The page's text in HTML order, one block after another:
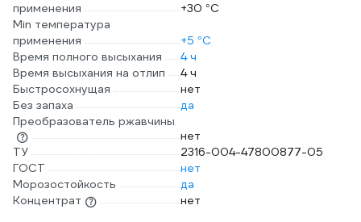
применения
+30 °С
Min температура
применения
+5 °С
Время полного высыхания
4 ч
Время высыхания на отлип
4 ч
Быстросохнущая
нет
Без запаха
да
Преобразователь ржавчины
нет
ТУ
2316-004-47800877-05
ГОСТ
нет
Морозостойкость
да
Концентрат
нет